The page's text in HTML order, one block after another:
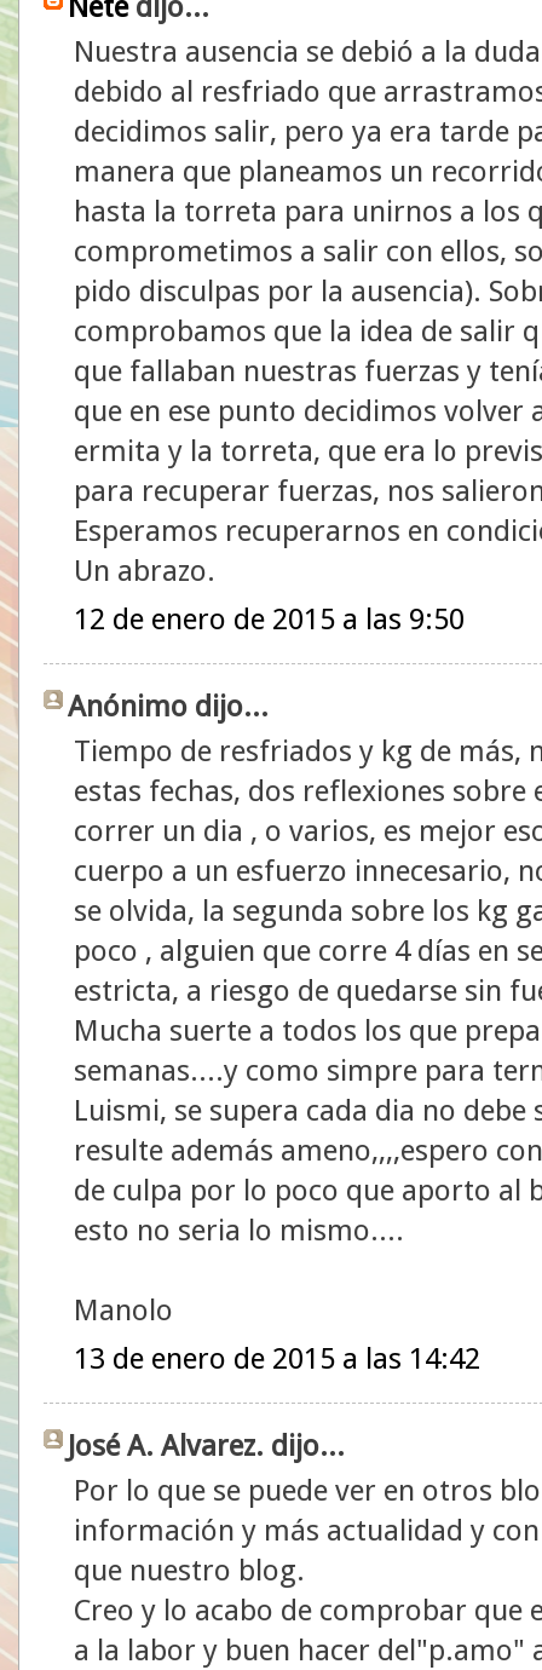
Nuestra ausencia se debió a la
debido al resfriado que
decidimos salir, pero ya era tarde
manera que planeamos un
hasta la torreta para unirnos a los
comprometimos a salir con ellos,
pido disculpas por la ausencia).
comprobamos que la idea de salir
que fallaban nuestras fuerzas y
que en ese punto decidimos volver
ermita y la torreta, que era lo
para recuperar fuerzas, nos
Esperamos recuperarnos en
Un abrazo.
12 de enero de 2015 a las 9:50
Anónimo dijo...
Tiempo de resfriados y kg de más,
estas fechas, dos reflexiones
correr un dia , o varios, es mejor
cuerpo a un esfuerzo innecesario,
se olvida, la segunda sobre los kg
poco , alguien que corre 4 días en
estricta, a riesgo de quedarse sin
Mucha suerte a todos los que
semanas....y como simpre para
Luismi, se supera cada dia no
resulte además ameno,,,,espero
de culpa por lo poco que aporto al
esto no seria lo mismo....
Manolo
13 de enero de 2015 a las 14:42
José A. Alvarez. dijo...
Por lo que se puede ver en otros
información y más actualidad y
que nuestro blog.
Creo y lo acabo de comprobar
a la labor y buen hacer del"p.amo"